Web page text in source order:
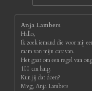
Anja Lambers
Hallo,
Ik zoek iemand die voor mij
raam van mijn caravan.
Het gaat om een regel van
100 cm lang.
Kun jij dat doen?
Mvg, Anja Lambers